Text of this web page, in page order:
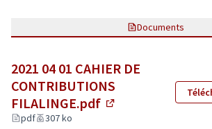
Documents
2021 04 01 CAHIER DE
CONTRIBUTIONS
FILALINGE.pdf
pdf 307 ko